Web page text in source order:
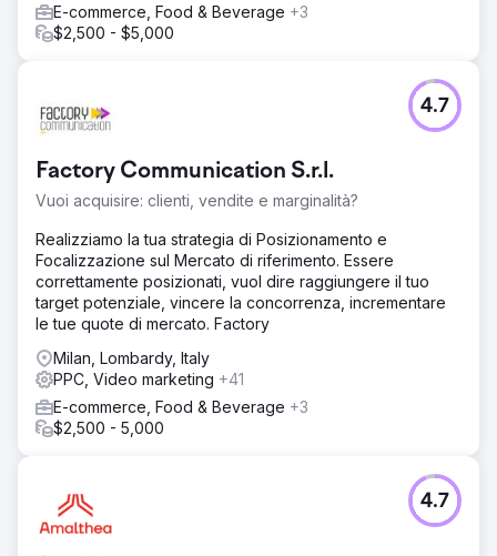
E-commerce, Food & Beverage +3
$2,500 - $5,000
Factory Communication S.r.l.
Vuoi acquisire: clienti, vendite e marginalità?
4.7
Realizziamo la tua strategia di Posizionamento e
Focalizzazione sul Mercato di riferimento. Essere
correttamente posizionati, vuol dire raggiungere il tuo
target potenziale, vincere la concorrenza, incrementare
le tue quote di mercato. Factory
Milan, Lombardy, Italy
PPC, Video marketing +41
E-commerce, Food & Beverage +3
$2,500 - 5,000
4.7